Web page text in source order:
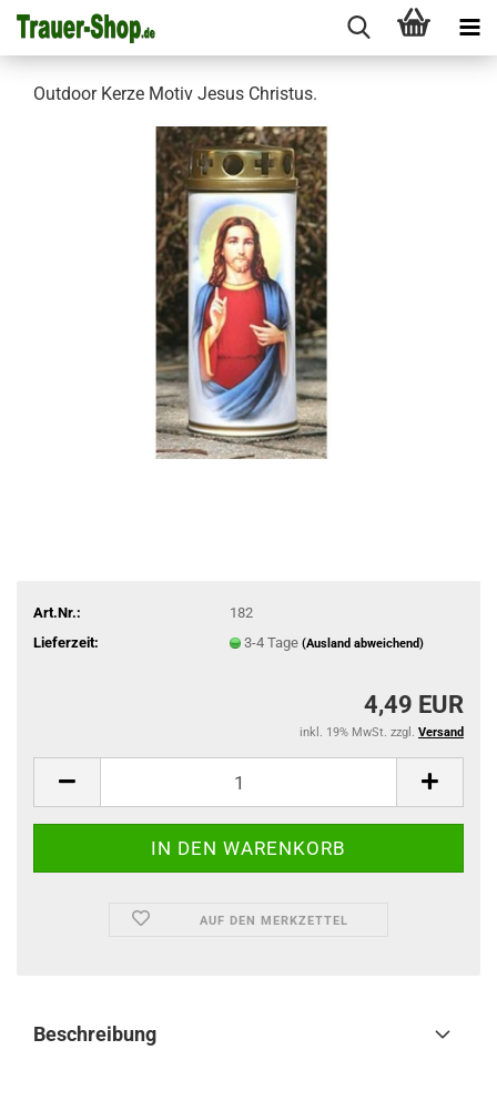
Outdoor Kerze Motiv Jesus Christus.
Art.Nr.:
182
Lieferzeit:
3-4 Tage (Ausland abweichend)
4,49 EUR
inkl. 19% MwSt. zzgl. Versand
AUF DEN MERKZETTEL
Beschreibung